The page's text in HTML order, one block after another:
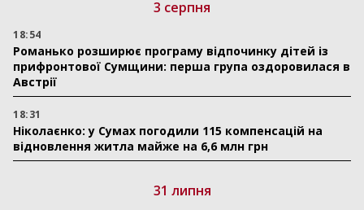
3 серпня
18:54
Романько розширює програму відпочинку дітей із
прифронтової Сумщини: перша група оздоровилася в
Австрії
18:31
Ніколаєнко: у Сумах погодили 115 компенсацій на
відновлення житла майже на 6,6 млн грн
31 липня